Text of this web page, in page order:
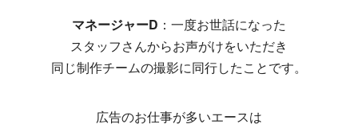
マネージャーD ：一度お世話になった
スタッフさんからお声がけをいただき
同じ制作チームの撮影に同行したことです。
広告のお仕事が多いエースは